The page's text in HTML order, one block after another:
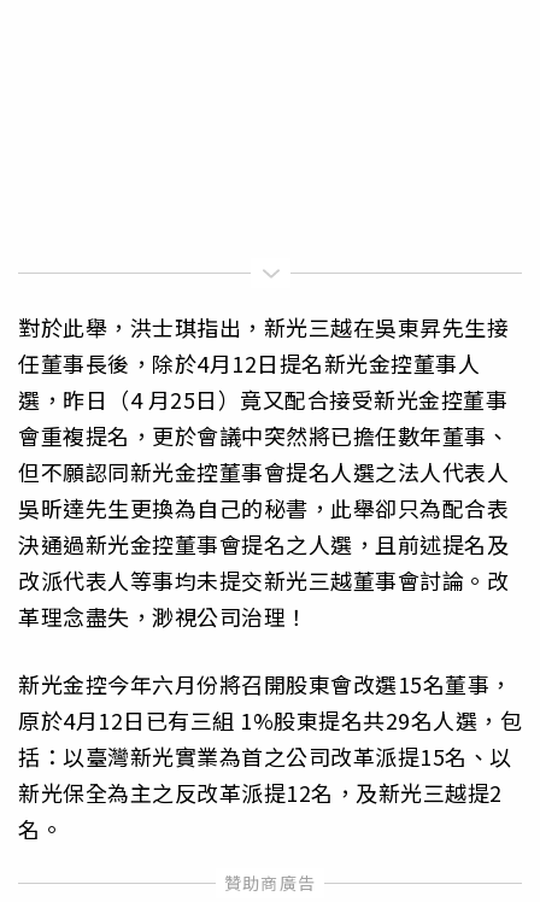
對於此舉，洪士琪指出，新光三越在吳東昇先生接
任董事長後，除於4月12日提名新光金控董事人
選，昨日（4 月25日）竟又配合接受新光金控董事
會重複提名，更於會議中突然將已擔任數年董事、
但不願認同新光金控董事會提名人選之法人代表人
吳昕達先生更換為自己的秘書，此舉卻只為配合表
決通過新光金控董事會提名之人選，且前述提名及
改派代表人等事均未提交新光三越董事會討論。改
革理念盡失，渺視公司治理！
新光金控今年六月份將召開股東會改選15名董事，
原於4月12日已有三組 1%股東提名共29名人選，包
括：以臺灣新光實業為首之公司改革派提15名、以
新光保全為主之反改革派提12名，及新光三越提2
名。